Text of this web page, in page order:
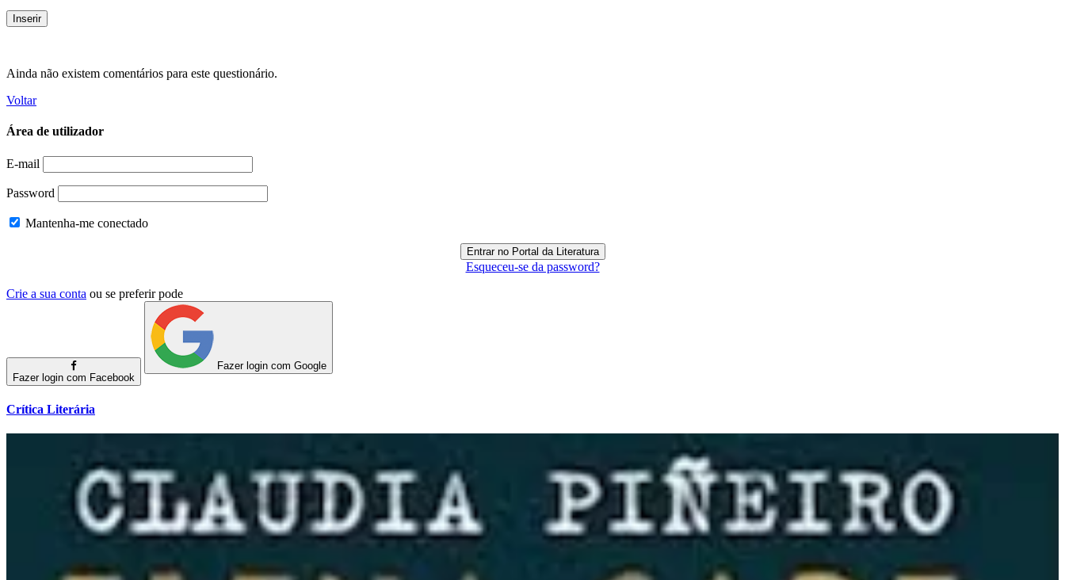
Ainda não existem comentários para este questionário.
Voltar
Área de utilizador
E-mail
Password
Mantenha-me conectado
Esqueceu-se da password?
Crie a sua conta ou se preferir pode
Fazer login com Facebook
Fazer login com Google
Crítica Literária